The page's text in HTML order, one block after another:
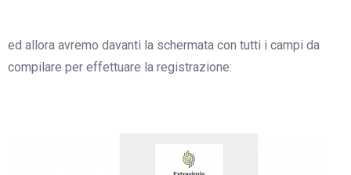
ed allora avremo davanti la schermata con tutti i campi da
compilare per effettuare la registrazione: